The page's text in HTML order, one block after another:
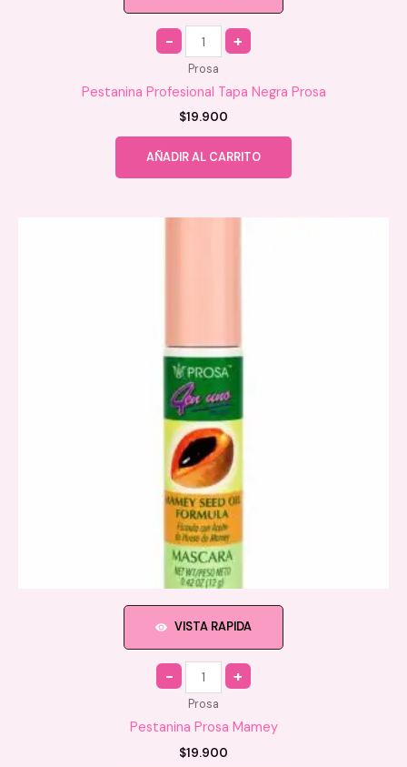
Quantity
Prosa
Pestanina Profesional Tapa Negra Prosa
$19.900
AÑADIR AL CARRITO
VISTA RAPIDA
Quantity
Prosa
Pestanina Prosa Mamey
$19.900